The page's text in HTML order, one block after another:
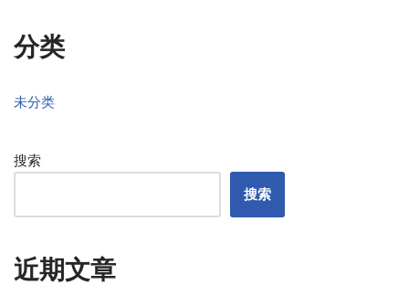
分类
未分类
搜索
搜索
近期文章